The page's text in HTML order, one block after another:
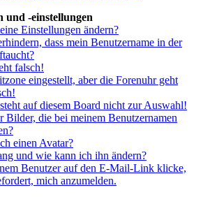
und -einstellungen
Einstellungen ändern?
dass mein Benutzername in der
falsch!
eingestellt, aber die Forenuhr geht
auf diesem Board nicht zur Auswahl!
Bilder, die bei meinem Benutzernamen
einen Avatar?
und wie kann ich ihn ändern?
Benutzer auf den E-Mail-Link klicke,
mich anzumelden.